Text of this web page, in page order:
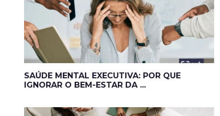
SAÚDE MENTAL EXECUTIVA: POR QUE
IGNORAR O BEM-ESTAR DA ...